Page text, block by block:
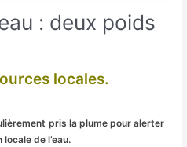
: deux poids
locales.
pris la plume pour alerter
de l’eau.